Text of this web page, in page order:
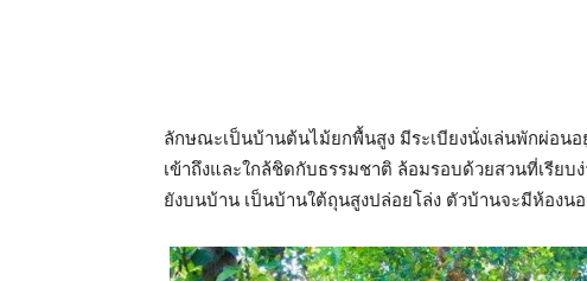
ลักษณะเป็นบ้านต้นไม้ยกพื้นสูง มีระเบียงนั่งเล่นพักผ่อ
เข้าถึงและใกล้ชิดกับธรรมชาติ ล้อมรอบด้วยสวนที่เรีย
ยังบนบ้าน เป็นบ้านใต้ถุนสูงปล่อยโล่ง ตัวบ้านจะมีห้องน